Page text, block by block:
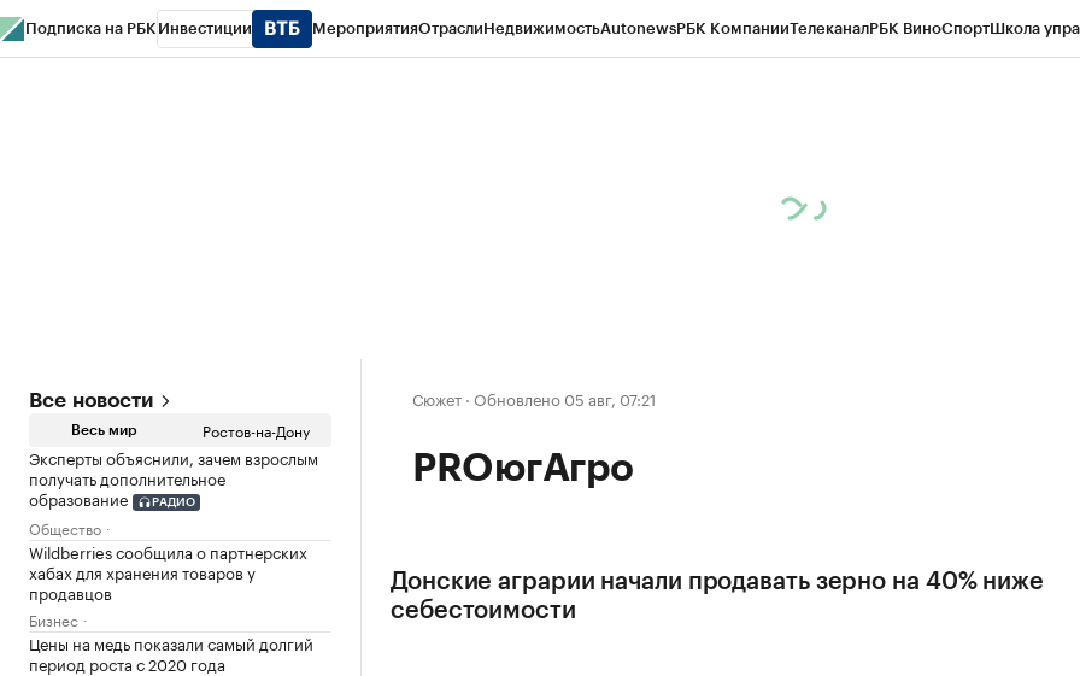
Подписка на РБК Инвестиции МероприятияОтраслиНедвижимостьAutonewsРБК КомпанииТелеканалРБК ВиноСпортШкола
Все новости
Весь мир Ростов-на-Дону
Эксперты объяснили, зачем взрослым
получать дополнительное
образование
РАДИО
Общество
Wildberries сообщила о партнерских
хабах для хранения товаров у
продавцов
Бизнес
Цены на медь показали самый долгий
период роста с 2020 года
Сюжет · Обновлено 05 авг, 07:21
PROюгАгро
Донские аграрии начали продавать зерно на 40% ниже
себестоимости